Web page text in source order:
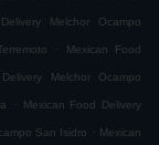
Melchor Ocampo
. Mexican Food
Melchor Ocampo
. Mexican Food Delivery
San Isidro . Mexican